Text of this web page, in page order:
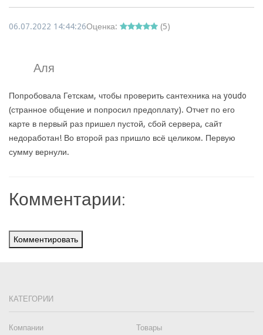
06.07.2022 14:44:26Оценка: (5)
Аля
Попробовала Гетскам, чтобы проверить сантехника на youdo
(странное общение и попросил предоплату). Отчет по его
карте в первый раз пришел пустой, сбой сервера, сайт
недоработан! Во второй раз пришло всё целиком. Первую
сумму вернули.
Комментарии:
Комментировать
КАТЕГОРИИ
Компании
Товары